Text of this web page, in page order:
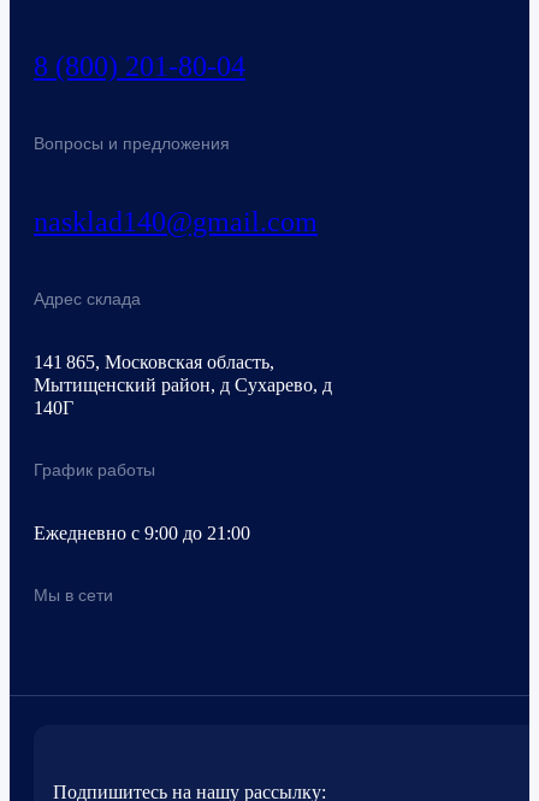
8 (800) 201-80-04
Вопросы и предложения
nasklad140@gmail.com
Адрес склада
141 865, Московская область,
Мытищенский район, д Сухарево, д
140Г
График работы
Ежедневно с 9:00 до 21:00
Мы в сети
Подпишитесь на нашу рассылку: